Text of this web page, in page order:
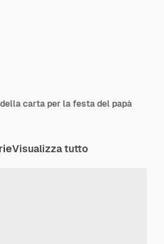
carta per la festa del papà
Visualizza tutto